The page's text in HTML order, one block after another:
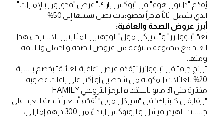
يُقدّم "دانتون هوم" في "بوكس بارك" عرض "فخورون بالإمارات"
الذي يشمل أثاثاً فاخراً بخصومات تصل نسبتها إلى 50%
أبرز عروض الصحة والعافية:
تُعدّ "بلوواترز" و"سيركل مول" الوجهتين المثاليتين للاسترخاء هذا
العيد مع مجموعة متنوّعة من عروض الصحة والجمال واللياقة،
ومنها:
"رينج جيم" في "بلوواترز" يُقدّم عرض "عافية العائلة" بخصم بنسبة
20% للعائلات المكونة من شخصين أو أكثر على باقات عضوية
مختارة حتى 31 مايو باستخدام الرمز الترويجي FAMILY
"ريفايفال كلينيك" في "سيركل مول" تُقدّم أسعاراً خاصة للعيد على
جلسات الهيدرافيشل والبوتوكس ابتداءً من 300 درهم إماراتي،